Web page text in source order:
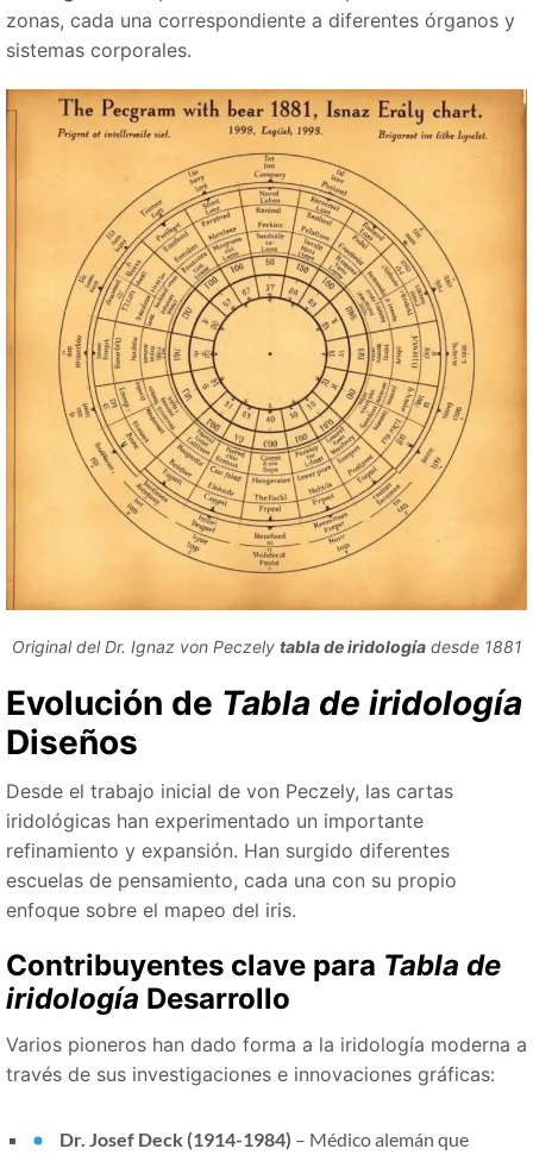
zonas, cada una correspondiente a diferentes órganos y
sistemas corporales.
Original del Dr. Ignaz von Peczely tabla de iridologíadesde 1881
Evolución de Tabla de iridología
Diseños
Desde el trabajo inicial de von Peczely, las cartas
iridológicas han experimentado un importante
refinamiento y expansión. Han surgido diferentes
escuelas de pensamiento, cada una con su propio
enfoque sobre el mapeo del iris.
Contribuyentes clave para Tabla de
iridología Desarrollo
Varios pioneros han dado forma a la iridología moderna a
través de sus investigaciones e innovaciones gráficas:
Dr. Josef Deck (1914-1984) – Médico alemán que